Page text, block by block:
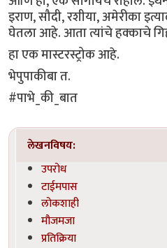
इराण, सौदी, रशीया, अमेरीका
घेतला आहे. आता त्यांचे हक्काचे
हा एक मास्टरस्ट्रोक आहे.
भेपुपाकीबा त.
#पाभे_की_बात
लेखनविषय:
उपरोध
टाईमपास
लोकशाही
मौजमजा
प्रतिक्रिया